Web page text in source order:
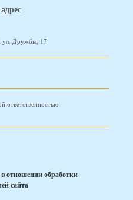
ул. Дружбы, 17
ответственностью
отношении обработки
сайта